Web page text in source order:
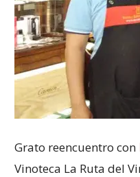
Grato reencuentro con
Vinoteca La Ruta del